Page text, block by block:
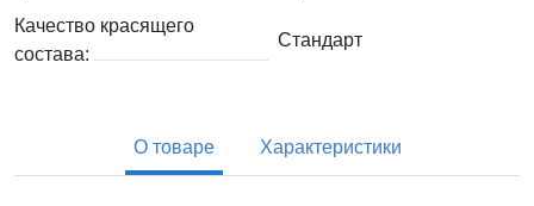
Качество красящего
состава:
Стандарт
О товаре Характеристики